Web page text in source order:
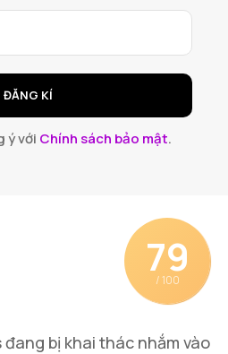
ĐĂNG KÍ
ý với Chính sách bảo mật.
79
/ 100
đang bị khai thác nhắm vào